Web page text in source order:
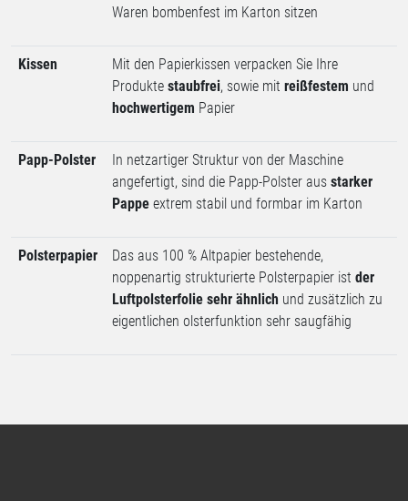
Waren bombenfest im Karton sitzen
Kissen
Mit den Papierkissen verpacken Sie Ihre
Produkte staubfrei, sowie mit reißfestem und
hochwertigem Papier
Papp-Polster
In netzartiger Struktur von der Maschine
angefertigt, sind die Papp-Polster aus starker
Pappe extrem stabil und formbar im Karton
Polsterpapier
Das aus 100 % Altpapier bestehende,
noppenartig strukturierte Polsterpapier ist der
Luftpolsterfolie sehr ähnlich und zusätzlich zu
eigentlichen olsterfunktion sehr saugfähig